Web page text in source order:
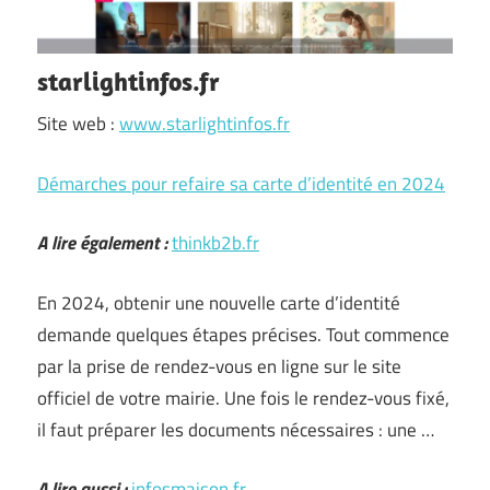
starlightinfos.fr
Site web :www.starlightinfos.fr
Démarches pour refaire sa carte d’identité en 2024
A lire également :thinkb2b.fr
En 2024, obtenir une nouvelle carte d’identité
demande quelques étapes précises. Tout commence
par la prise de rendez-vous en ligne sur le site
officiel de votre mairie. Une fois le rendez-vous fixé,
il faut préparer les documents nécessaires : une …